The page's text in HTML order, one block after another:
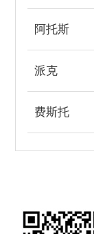
阿托斯
派克
费斯托